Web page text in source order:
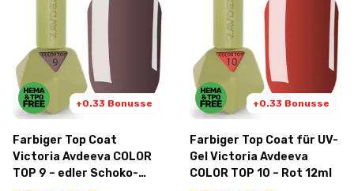
+0.33 Bonusse
Farbiger Top Coat
Victoria Avdeeva COLOR
TOP 9 – edler Schoko-
+0.33 Bonusse
Farbiger Top Coat für UV-
Gel Victoria Avdeeva
COLOR TOP 10 – Rot 12ml